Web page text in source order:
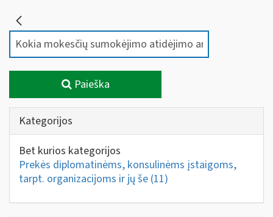
Paieška
Kategorijos
Bet kurios kategorijos
Prekės diplomatinėms, konsulinėms įstaigoms,
tarpt. organizacijoms ir jų še (11)